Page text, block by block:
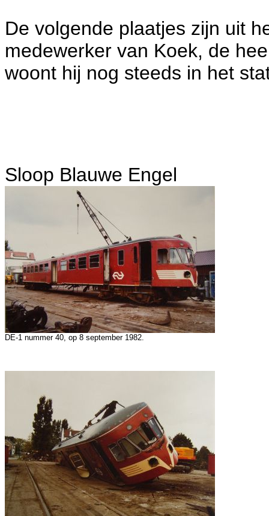
De volgende plaatjes zijn uit
medewerker van Koek, de
woont hij nog steeds in het
Sloop Blauwe Engel
DE-1 nummer 40, op 8 september 1982.